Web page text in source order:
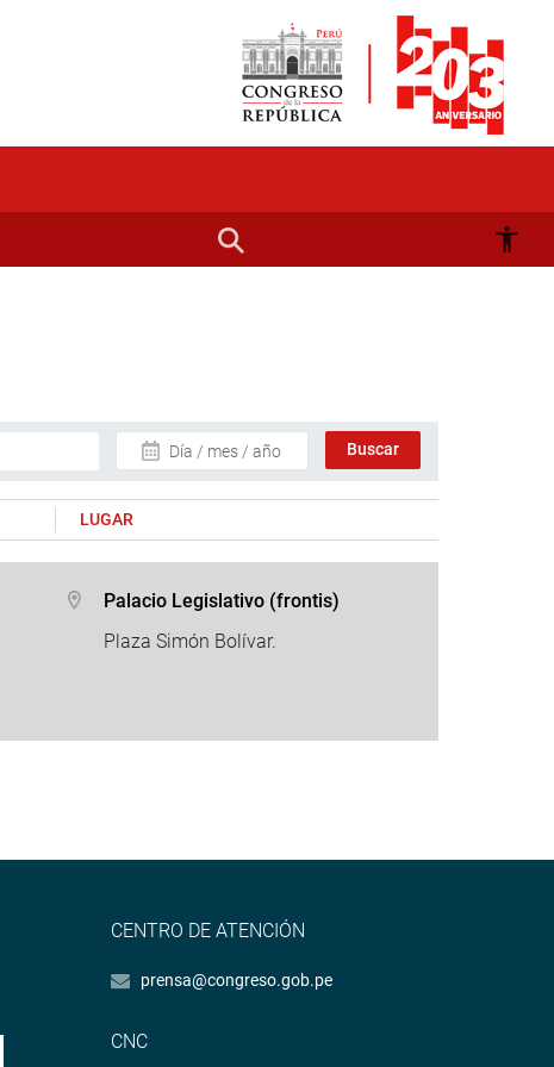
Día / mes / año
LUGAR
Palacio Legislativo (frontis)
Plaza Simón Bolívar.
CENTRO DE ATENCIÓN
prensa@congreso.gob.pe
CNC